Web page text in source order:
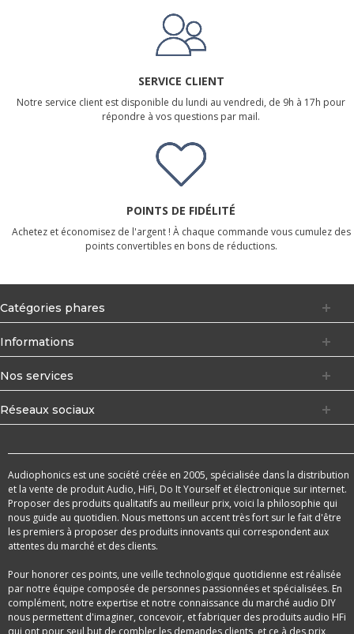
SERVICE CLIENT
Notre service client est disponible du lundi au vendredi, de 9h à 17h pour
répondre à vos questions par mail.
POINTS DE FIDÉLITÉ
Achetez et économisez de l'argent ! À chaque commande vous cumulez des
points convertibles en bons de réductions.
Catégories phares
Informations
Nos services
Réseaux sociaux
Audiophonics est une société créée en 2005, spécialisée dans la distribution
et la vente de produit Audio, HiFi, Do It Yourself et électronique sur internet.
Proposer des produits qualitatifs au meilleur prix, voici la philosophie qui
nous guide au quotidien. Nous mettons un accent très fort sur le fait d'être
les premiers à proposer des produits innovants qui correspondent aux
attentes du marché et des clients.
Pour honorer ces points, une veille technologique quotidienne est réalisée
par notre équipe composée de personnes passionnées et spécialisées. En
complément, notre expertise et notre connaissance du marché audio DIY
nous permettent d'imaginer, concevoir, et fabriquer des produits audio HFi
qui ont pour seul but de combler les demandes clients, et ce à des prix